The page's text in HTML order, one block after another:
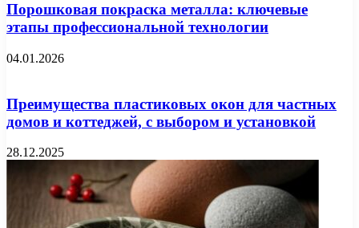
Порошковая покраска металла: ключевые
этапы профессиональной технологии
04.01.2026
Преимущества пластиковых окон для частных
домов и коттеджей, с выбором и установкой
28.12.2025